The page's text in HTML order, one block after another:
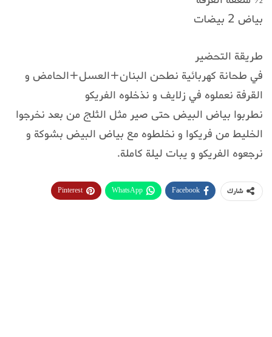
بياض 2 بيضات
طريقة التحضير
في طحانة كهربائية نطحن البنان+العسل+الحامض و
القرفة نعملوه في زلايف و نذخلوه الفريكو
نطربوا بياض البيض حتى صير مثل الثلج من بعد نخرجوا
الخليط من فريكوا و نخلطوه مع بياض البيض بشوكة و
نرجعوه الفريكو و يبات ليلة كاملة.
شارك Facebook
WhatsApp
Pinterest